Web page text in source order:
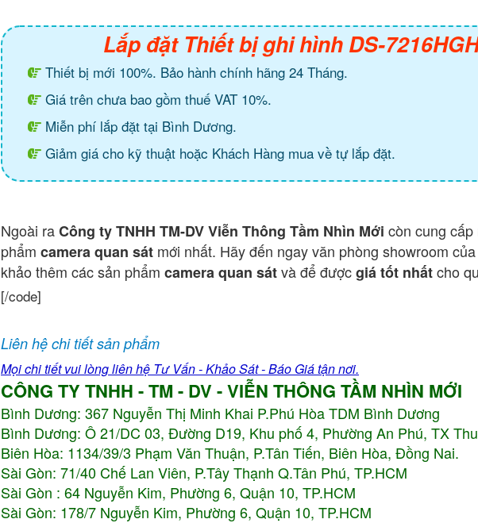
Lắp đặt Thiết bị ghi hình DS-
Thiết bị mới 100%. Bảo hành chính hãng 24 Tháng.
Giá trên chưa bao gồm thuế VAT 10%.
Miễn phí lắp đặt tại Bình Dương.
Giảm giá cho kỹ thuật hoặc Khách Hàng mua về tự lắp đặt.
Ngoài raCông ty TNHH TM-DV Viễn Thông Tầm Nhìn Mới còn cung
phẩm camera quan sát mới nhất. Hãy đến ngay văn phòng showroom
khảo thêm các sản phẩm camera quan sátvà để đượcgiá tốt nhấtcho
[/code]
Liên hệ chi tiết sản phẩm
Mọi chi tiết vui lòng liên hệ Tư Vấn - Khảo Sát - Báo Giá tận nơi.
CÔNG TY TNHH - TM - DV - VIỄN THÔNG TẦM NHÌN MỚI
Bình Dương: 367 Nguyễn Thị Minh Khai P.Phú Hòa TDM Bình Dương
Bình Dương: Ô 21/DC 03, Đường D19, Khu phố 4, Phường An Phú, TX
Biên Hòa: 1134/39/3 Phạm Văn Thuận, P.Tân Tiến, Biên Hòa, Đồng Nai.
Sài Gòn: 71/40 Chế Lan Viên, P.Tây Thạnh Q.Tân Phú, TP.HCM
Sài Gòn : 64 Nguyễn Kim, Phường 6, Quận 10, TP.HCM
Sài Gòn: 178/7 Nguyễn Kim, Phường 6, Quận 10, TP.HCM